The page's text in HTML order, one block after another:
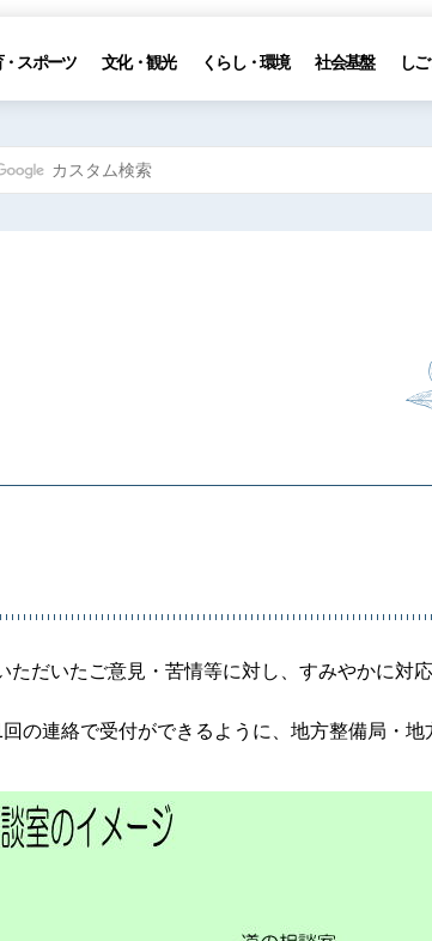
スポーツ 文化・観光 くらし・環境 社会基盤 し
ただいたご意見・苦情等に対し、すみやかに対
の連絡で受付ができるように、地方整備局・地